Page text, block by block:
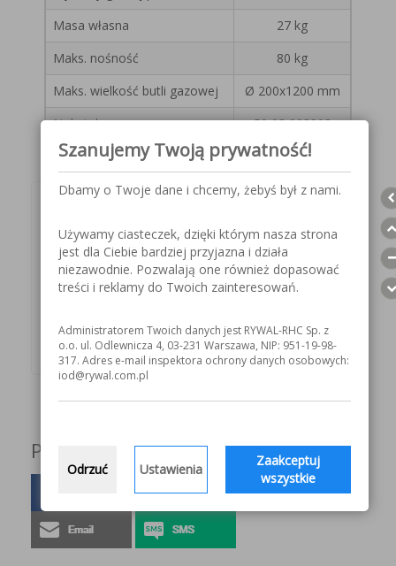
Masa własna
27 kg
Maks. nośność
80 kg
Maks. wielkość butli gazowej
Ø 200x1200 mm
Nr katalogowy
50 03 003908
produkt!
Indeks: 5003003908
KUP TERAZ
Podziel się z innymi!
Szanujemy Twoją prywatność!
Dbamy o Twoje dane i chcemy, żebyś był z nami.
Używamy ciasteczek, dzięki którym nasza strona
jest dla Ciebie bardziej przyjazna i działa
niezawodnie. Pozwalają one również dopasować
treści i reklamy do Twoich zainteresowań.
Administratorem Twoich danych jest RYWAL-RHC Sp. z
o.o. ul. Odlewnicza 4, 03-231 Warszawa, NIP: 951-19-98-
317. Adres e-mail inspektora ochrony danych osobowych:
iod@rywal.com.pl
Odrzuć Ustawienia
Zaakceptuj
wszystkie